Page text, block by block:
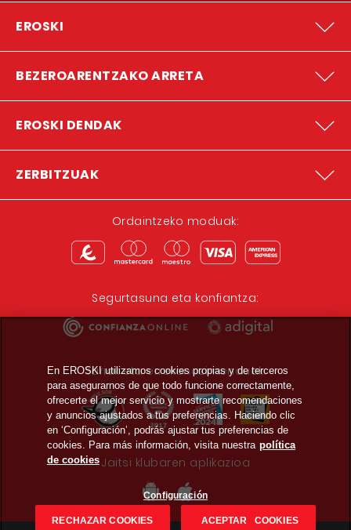
EROSKI
BEZEROARENTZAKO ARRETA
EROSKI DENDAK
ZERBITZUAK
Ordaintzeko moduak:
Segurtasuna eta konfiantza:
Sariak eta errekonozimenduak:
Jaitsi klubaren aplikazioa
En EROSKI utilizamos cookies propias y de terceros
para asegurarnos de que todo funcione correctamente,
ofrecerte el mejor servicio y mostrarte recomendaciones
y anuncios ajustados a tus preferencias. Haciendo clic
en ‘Configuración’, podrás ajustar tus preferencias de
cookies. Para más información, visita nuestra política
de cookies
Configuración
RECHAZAR COOKIES ACEPTAR COOKIES